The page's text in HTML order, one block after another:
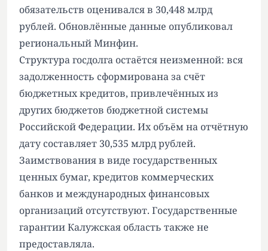
обязательств оценивался в 30,448 млрд
рублей. Обновлённые данные опубликовал
региональный Минфин.
Структура госдолга остаётся неизменной: вся
задолженность сформирована за счёт
бюджетных кредитов, привлечённых из
других бюджетов бюджетной системы
Российской Федерации. Их объём на отчётную
дату составляет 30,535 млрд рублей.
Заимствования в виде государственных
ценных бумаг, кредитов коммерческих
банков и международных финансовых
организаций отсутствуют. Государственные
гарантии Калужская область также не
предоставляла.